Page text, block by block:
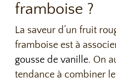
framboise ?
La saveur d’un fruit
framboise est à
gousse de vanille. On
tendance à combiner